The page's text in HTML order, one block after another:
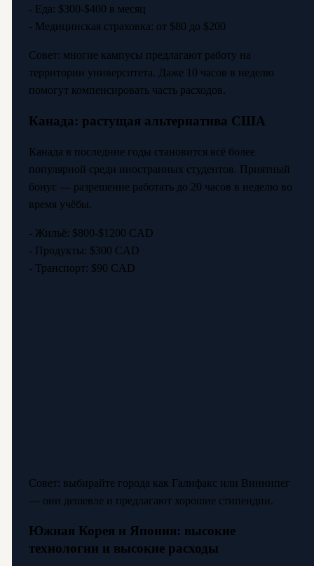
- Еда: $300-$400 в месяц
- Медицинская страховка: от $80 до $200
Совет: многие кампусы предлагают работу на
территории университета. Даже 10 часов в неделю
помогут компенсировать часть расходов.
Канада: растущая альтернатива США
Канада в последние годы становится всё более
популярной среди иностранных студентов. Приятный
бонус — разрешение работать до 20 часов в неделю во
время учёбы.
- Жильё: $800-$1200 CAD
- Продукты: $300 CAD
- Транспорт: $90 CAD
Совет: выбирайте города как Галифакс или Виннипег
— они дешевле и предлагают хорошие стипендии.
Южная Корея и Япония: высокие
технологии и высокие расходы